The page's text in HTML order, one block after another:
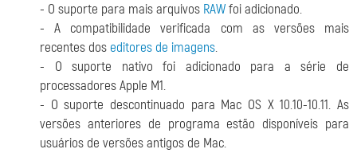
- O suporte para mais arquivos RAWfoi adicionado.
- A compatibilidade verificada com as versões mais
recentes dos editores de imagens.
- O suporte nativo foi adicionado para a série de
processadores Apple M1.
- O suporte descontinuado para Mac OS X 10.10-10.11. As
versões anteriores de programa estão disponíveis para
usuários de versões antigos de Mac.